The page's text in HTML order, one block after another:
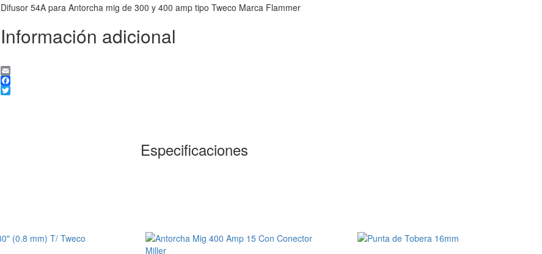
Difusor 54A para Antorcha mig de 300 y 400 amp tipo Tweco Marca Flammer
Información adicional
Email
Facebook
Especificaciones